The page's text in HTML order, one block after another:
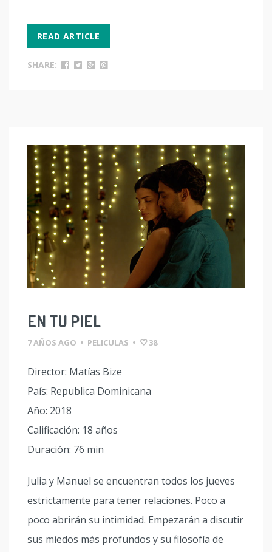
READ ARTICLE
SHARE:
EN TU PIEL
7 AÑOS AGO • PELICULAS • 38
Director: Matías Bize
País: Republica Dominicana
Año: 2018
Calificación: 18 años
Duración: 76 min
Julia y Manuel se encuentran todos los jueves
estrictamente para tener relaciones. Poco a
poco abrirán su intimidad. Empezarán a discutir
sus miedos más profundos y su filosofía de